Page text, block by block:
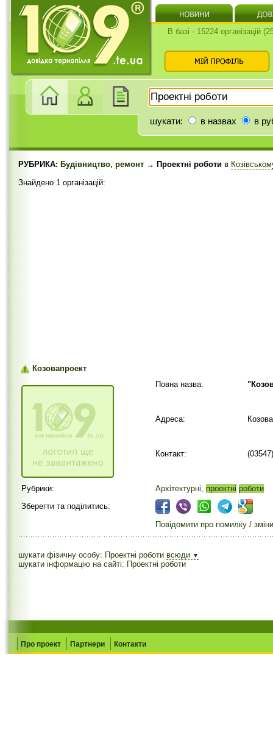
В базі - 15224 організацій
шукати: в назвах в
РУБРИКА: Будівництво, ремонт → Проектні роботи в
Знайдено 1 організацій:
Козовапроект
Повна назва:
Адреса:
Контакт:
Рубрики: Архітектурні, проектні роботи
Зберегти та поділитись:
Повідомити про помилку / зміни
шукати фізичну особу: Проектні роботи всюди ▼
шукати інформацію на сайті: Проектні роботи
Про проект Партнери Контакти